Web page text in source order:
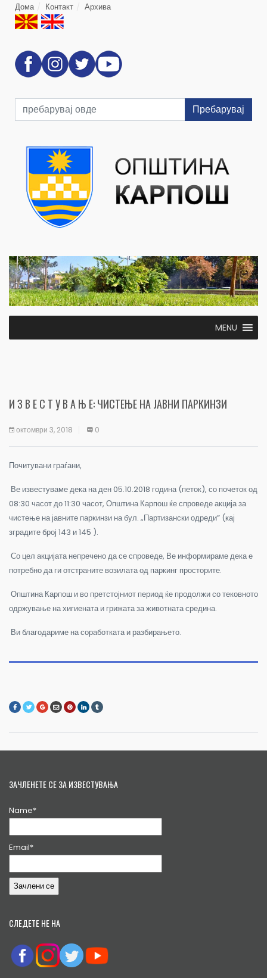
Дома Контакт Архива
Пребарувај
MENU
И З В Е С Т У В А Њ Е: ЧИСТЕЊЕ НА ЈАВНИ ПАРКИНЗИ
октомври 3, 2018 0
Почитувани граѓани,
Ве известуваме дека на ден 05.10.2018 година (петок), со почеток од
08:30 часот до 11:30 часот, Општина Карпош ќе спроведе акција за
чистење на јавните паркинзи на бул. „Партизански одреди” (кај
зградите број 143 и 145 ).
Со цел акцијата непречено да се спроведе, Ве информираме дека е
потребно да ги отстраните возилата од паркинг просторите.
Општина Карпош и во претстојниот период ќе продолжи со тековното
одржување на хигиената и грижата за животната средина.
Ви благодариме на соработката и разбирањето.
ЗАЧЛЕНЕТЕ СЕ ЗА ИЗВЕСТУВАЊА
Name*
Email*
СЛЕДЕТЕ НЕ НА